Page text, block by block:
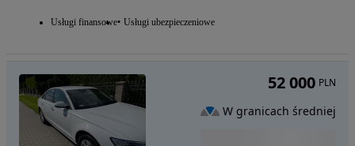
Usługi finansowe Usługi ubezpieczeniowe
52 000 PLN
W granicach średniej